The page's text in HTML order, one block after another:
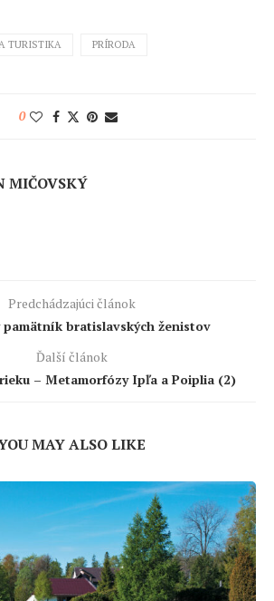
TURISTIKA PRÍRODA
0
MIČOVSKÝ
Predchádzajúci článok
pamätník bratislavských ženistov
Ďalší článok
– Metamorfózy Ipľa a Poiplia (2)
MAY ALSO LIKE